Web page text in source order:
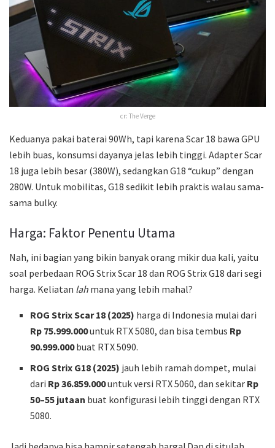
cr: The Verge
Keduanya pakai baterai 90Wh, tapi karena Scar 18 bawa GPU
lebih buas, konsumsi dayanya jelas lebih tinggi. Adapter Scar
18 juga lebih besar (380W), sedangkan G18 “cukup” dengan
280W. Untuk mobilitas, G18 sedikit lebih praktis walau sama-
sama bulky.
Harga: Faktor Penentu Utama
Nah, ini bagian yang bikin banyak orang mikir dua kali, yaitu
soal perbedaan ROG Strix Scar 18 dan ROG Strix G18 dari segi
harga. Keliatan lah mana yang lebih mahal?
ROG Strix Scar 18 (2025) harga di Indonesia mulai dari
Rp 75.999.000untuk RTX 5080, dan bisa tembus Rp
90.999.000buat RTX 5090.
ROG Strix G18 (2025) jauh lebih ramah dompet, mulai
dari Rp 36.859.000untuk versi RTX 5060, dan sekitar Rp
50–55 jutaan buat konfigurasi lebih tinggi dengan RTX
5080.